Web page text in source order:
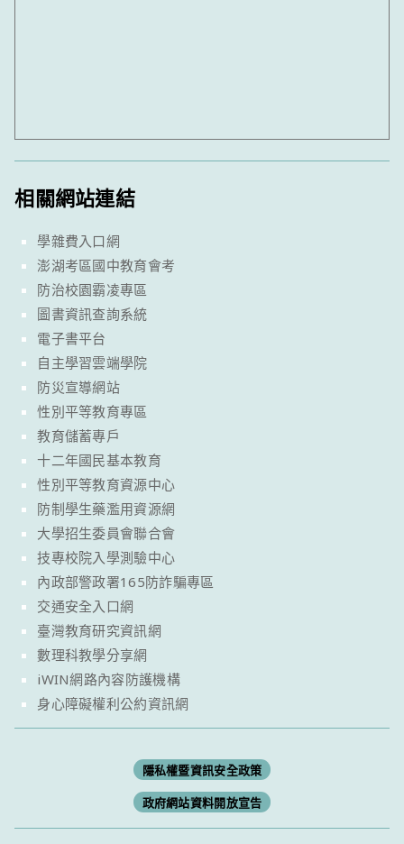
相關網站連結
學雜費入口網
澎湖考區國中教育會考
防治校園霸凌專區
圖書資訊查詢系統
電子書平台
自主學習雲端學院
防災宣導網站
性別平等教育專區
教育儲蓄專戶
十二年國民基本教育
性別平等教育資源中心
防制學生藥濫用資源網
大學招生委員會聯合會
技專校院入學測驗中心
內政部警政署165防詐騙專區
交通安全入口網
臺灣教育研究資訊網
數理科教學分享網
iWIN網路內容防護機構
身心障礙權利公約資訊網
隱私權暨資訊安全政策
政府網站資料開放宣告